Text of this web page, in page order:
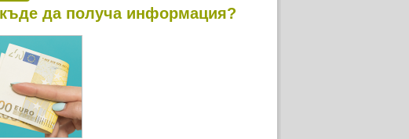
да получа информация?